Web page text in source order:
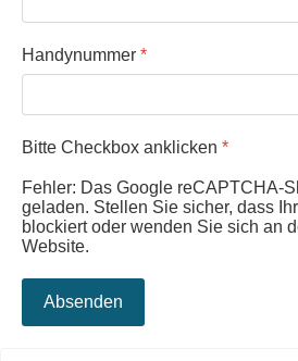
Handynummer *
Bitte Checkbox anklicken *
Fehler: Das Google reCAPTCHA-
geladen. Stellen Sie sicher, dass
blockiert oder wenden Sie sich an
Website.
Absenden